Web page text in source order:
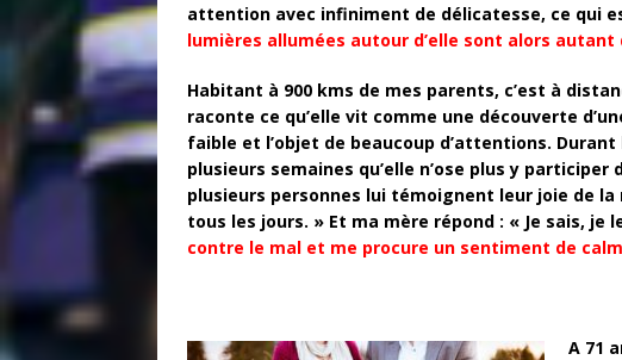
attention avec infiniment de délicatesse, ce qui
lumières allumées autour d’elle sont alors
Habitant à 900 kms de mes parents, c’est à
raconte ce qu’elle vit comme une découverte
faible et l’objet de beaucoup d’attentions.
plusieurs semaines qu’elle n’ose plus y
plusieurs personnes lui témoignent leur joie de
tous les jours. » Et ma mère répond : « Je sais, je
contre le mal et me procure un sentiment de
A 71